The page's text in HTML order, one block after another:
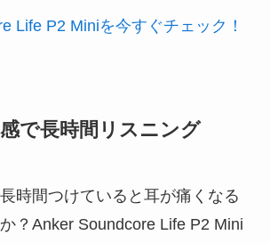
Life P2 Miniを今すぐチェック！
で長時間リスニング
時間つけていると耳が痛くなる
？Anker Soundcore Life P2 Mini